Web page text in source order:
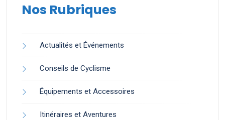
Nos Rubriques
Actualités et Événements
Conseils de Cyclisme
Équipements et Accessoires
Itinéraires et Aventures